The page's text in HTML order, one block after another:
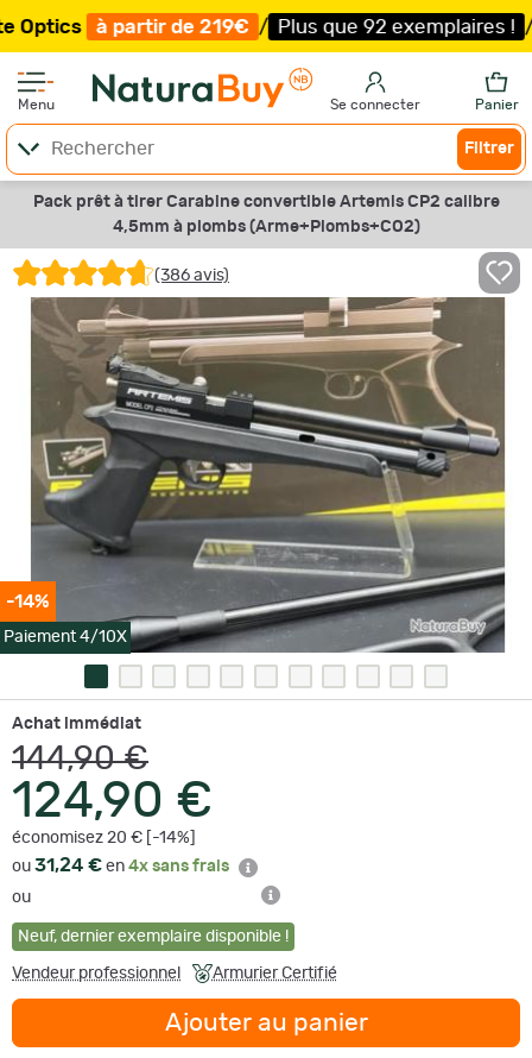
de 219€ / Plus que 92 exemplaires ! /Livraison
Menu Se connecter Panier
Filtrer
Pack prêt à tirer Carabine convertible Artemis CP2 calibre
4,5mm à plombs (Arme+Plombs+CO2)
(386 avis)
-14%
Paiement 4/10X
Achat immédiat
144,90 €
124,90 €
économisez 20 € [-14%]
ou 31,24 € en 4x sans frais
ou
Neuf, dernier exemplaire disponible !
Vendeur professionnel Armurier Certifié
Ajouter au panier